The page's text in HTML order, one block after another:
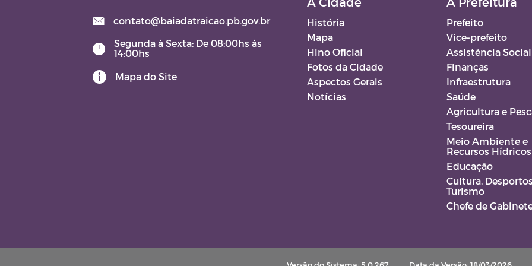
Informação)
Lei Orgânica
Contratos e Aditivos
contato@baiadatraicao.pb.gov.br
Segunda à Sexta: De 08:00hs às
14:00hs
Mapa do Site
História
Mapa
Hino Oficial
Fotos da Cidade
Aspectos Gerais
Notícias
Prefeito
Vice-prefeito
Assistência Social
Finanças
Infraestrutura
Saúde
Agricultura e
Tesoureira
Meio Ambiente e
Recursos Hídricos
Educação
Cultura,
Turismo
Chefe de